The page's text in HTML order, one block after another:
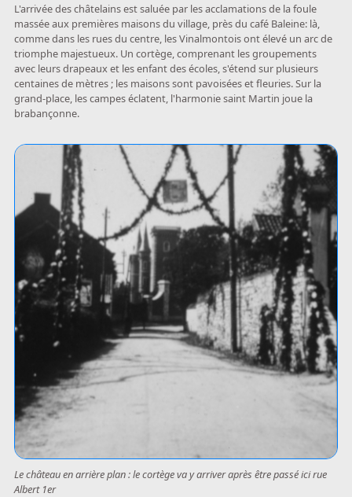
L'arrivée des châtelains est saluée par les acclamations de la foule
massée aux premières maisons du village, près du café Baleine: là,
comme dans les rues du centre, les Vinalmontois ont élevé un arc de
triomphe majestueux. Un cortège, comprenant les groupements
avec leurs drapeaux et les enfant des écoles, s'étend sur plusieurs
centaines de mètres ; les maisons sont pavoisées et fleuries. Sur la
grand-place, les campes éclatent, l'harmonie saint Martin joue la
brabançonne.
Le château en arrière plan : le cortège va y arriver après être passé ici rue
Albert 1er